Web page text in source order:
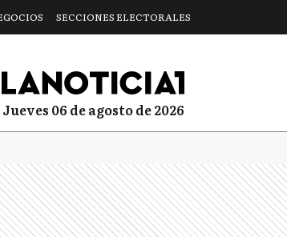
SECCIONES ELECTORALES
jueves 06 de agosto de 2026